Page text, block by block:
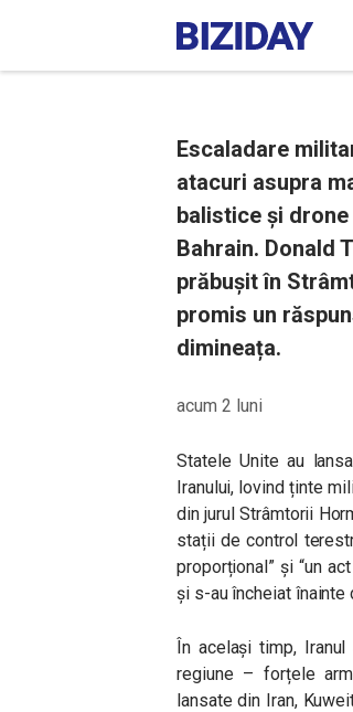
Escaladare
atacuri asupra
balistice și
Bahrain. Donald
prăbușit în
promis un
dimineața.
acum 2 luni
Statele Unite au
Iranului, lovind ținte
din jurul Strâmtorii
stații de control
proporțional” și “un
și s-au încheiat înainte
În același timp,
regiune – forțele
lansate din Iran,